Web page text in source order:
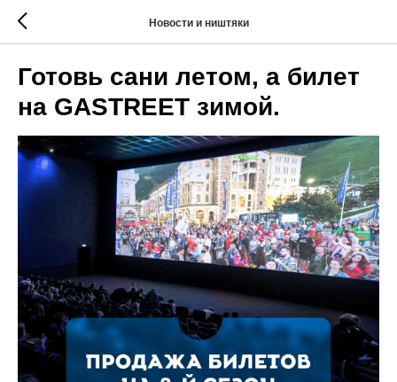
Новости и ништяки
Готовь сани летом, а билет
на GASTREET зимой.